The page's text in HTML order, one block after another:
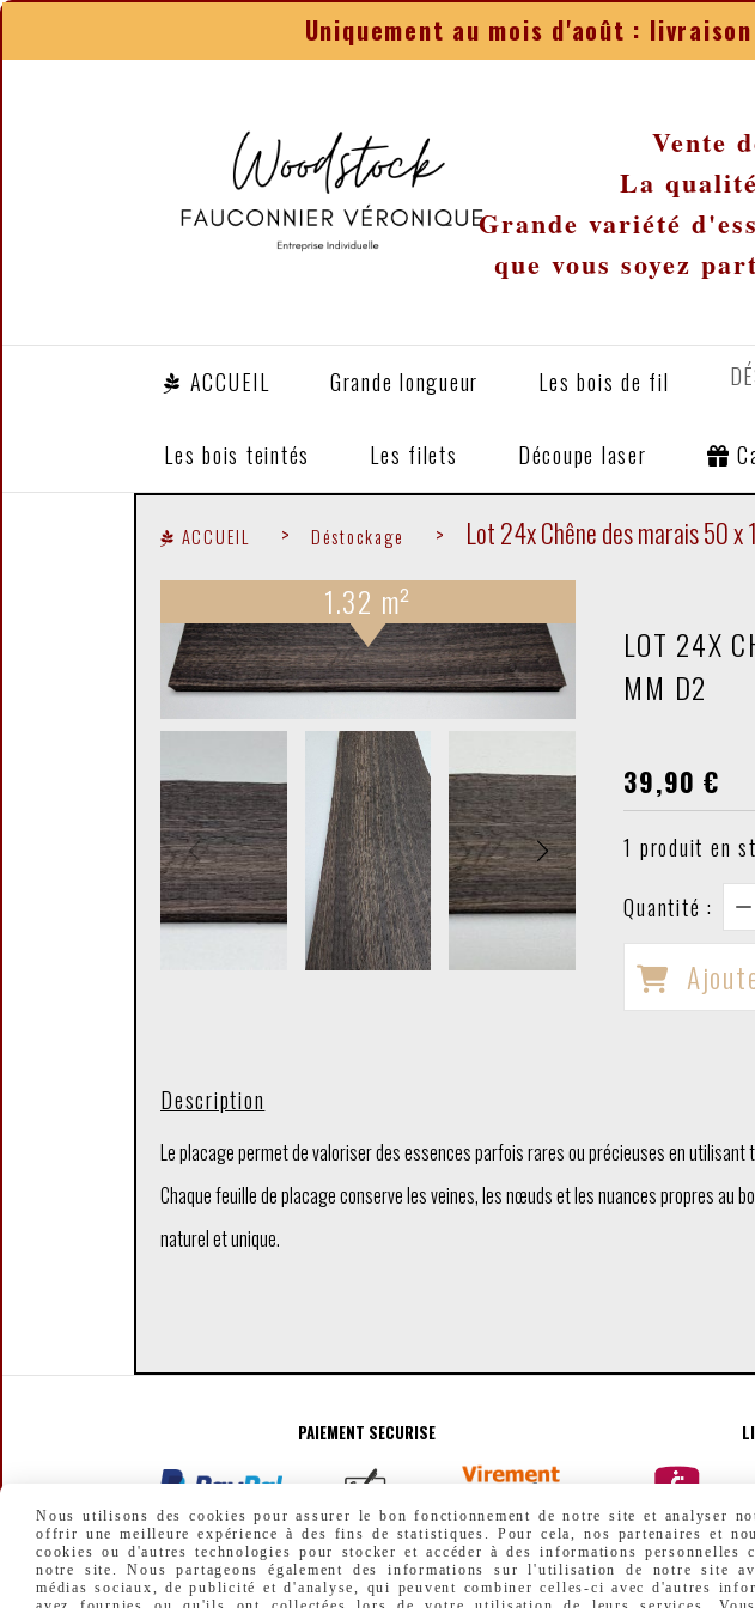
Uniquement au mois d'août :
Vente
La
Grande variété
que vous soyez
ACCUEIL Grande longueur Les bois de fil
Les bois teintés Les filets Découpe laser
ACCUEIL Déstockage Lot 24x Chêne des marais 50 x
1.32 m²
LOT 24X
MM D2
39,90 €
1 produit en
Quantité :
Description
Le placage permet de valoriser des essences parfois rares ou précieuses en utilisant
Chaque feuille de placage conserve les veines, les nœuds et les nuances propres au
naturel et unique.
PAIEMENT SECURISE
Panneau de gestion des cookies
Nous utilisons des cookies pour assurer le bon fonctionnement de notre site et analyser
offrir une meilleure expérience à des fins de statistiques. Pour cela, nos partenaires et
cookies ou d'autres technologies pour stocker et accéder à des informations personnelles
notre site. Nous partageons également des informations sur l'utilisation de notre site
médias sociaux, de publicité et d'analyse, qui peuvent combiner celles-ci avec d'autres